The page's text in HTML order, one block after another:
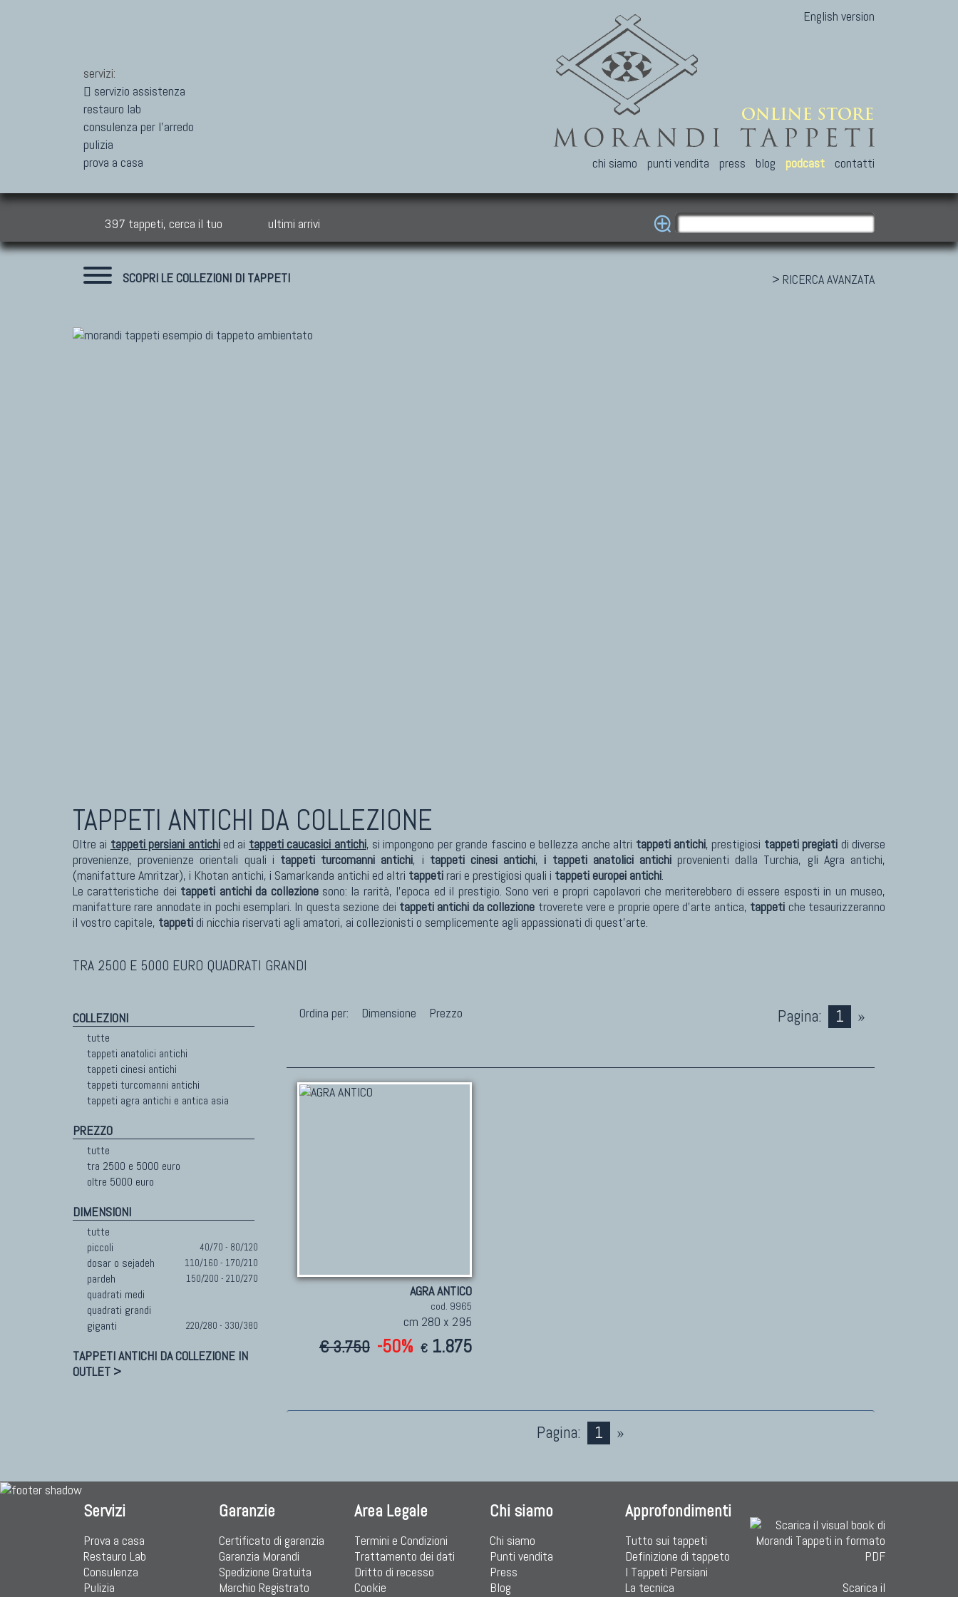
servizi:
servizio assistenza
restauro lab
consulenza per l'arredo
pulizia
prova a casa
English version
chi siamo punti vendita press blog podcast contatti
397 tappeti, cerca il tuo ultimi arrivi
SCOPRI LE COLLEZIONI DI TAPPETI > RICERCA AVANZATA
TAPPETI ANTICHI DA COLLEZIONE
Oltre ai tappeti persiani antichied ai tappeti caucasici antichi, si impongono per grande fascino e bellezza anche altri tappeti antichi, prestigiosi tappeti pregiati di diverse
provenienze, provenienze orientali quali i tappeti turcomanni antichi, i tappeti cinesi antichi, i tappeti anatolici antichiprovenienti dalla Turchia, gli Agra antichi,
(manifatture Amritzar), i Khotan antichi, i Samarkanda antichi ed altri tappeti rari e prestigiosi quali i tappeti europei antichi.
Le caratteristiche dei tappeti antichi da collezionesono: la rarità, l'epoca ed il prestigio. Sono veri e propri capolavori che meriterebbero di essere esposti in un museo,
manifatture rare annodate in pochi esemplari. In questa sezione dei tappeti antichi da collezione troverete vere e proprie opere d'arte antica, tappeti che tesaurizzeranno
il vostro capitale, tappeti di nicchia riservati agli amatori, ai collezionisti o semplicemente agli appassionati di quest'arte.
TRA 2500 E 5000 EURO QUADRATI GRANDI
COLLEZIONI
tutte
tappeti anatolici antichi
tappeti cinesi antichi
tappeti turcomanni antichi
tappeti agra antichi e antica asia
PREZZO
tutte
tra 2500 e 5000 euro
oltre 5000 euro
DIMENSIONI
tutte
piccoli
40/70 - 80/120
dosar o sejadeh 110/160 - 170/210
pardeh 150/200 - 210/270
quadrati medi
quadrati grandi
giganti
220/280 - 330/380
TAPPETI ANTICHI DA COLLEZIONE IN
OUTLET >
Ordina per: Dimensione Prezzo Pagina: 1 »
AGRA ANTICO
cod. 9965
cm 280 x 295
€ 3.750 -50% € 1.875
Pagina: 1 »
Servizi
Prova a casa
Restauro Lab
Consulenza
Pulizia
Garanzie
Certificato di garanzia
Garanzia Morandi
Spedizione Gratuita
Marchio Registrato
Area Legale
Termini e Condizioni
Trattamento dei dati
Dritto di recesso
Cookie
Chi siamo
Chi siamo
Punti vendita
Press
Blog
Approfondimenti
Tutto sui tappeti
Definizione di tappeto
I Tappeti Persiani
La tecnica
Scarica il